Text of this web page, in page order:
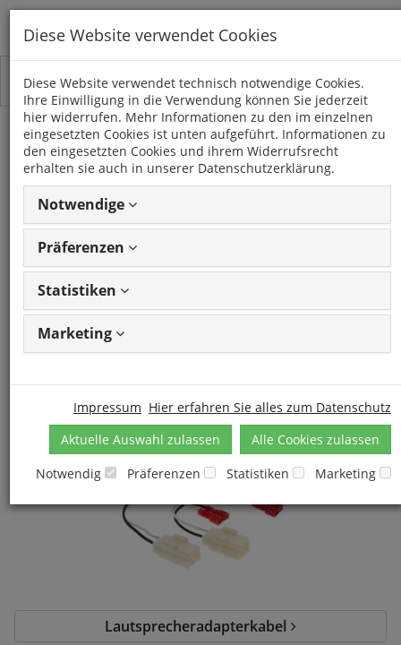
Toggle
navigation
Kategorien
TOYOTA
15 Artikel
Lautsprecherringe
Lautsprecheradapterkabel
Diese Website verwendet Cookies
Diese Website verwendet technisch notwendige Cookies.
Ihre Einwilligung in die Verwendung können Sie jederzeit
hier widerrufen. Mehr Informationen zu den im einzelnen
eingesetzten Cookies ist unten aufgeführt. Informationen zu
den eingesetzten Cookies und ihrem Widerrufsrecht
erhalten sie auch in unserer Datenschutzerklärung.
Notwendige
Präferenzen
Statistiken
Marketing
Impressum Hier erfahren Sie alles zum Datenschutz
Aktuelle Auswahl zulassen
Alle Cookies zulassen
Notwendig
Präferenzen Statistiken Marketing